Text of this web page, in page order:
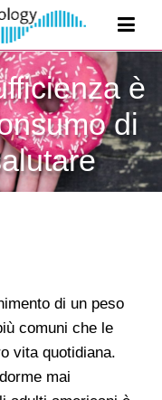
è
di
di un peso
comuni che le
vita quotidiana.
mai